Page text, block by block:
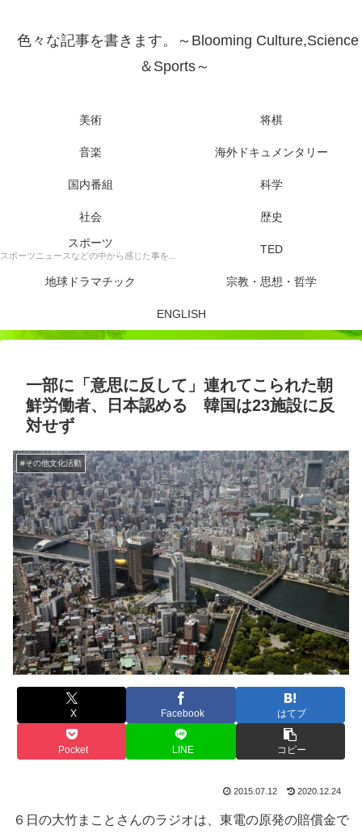
色々な記事を書きます。～Blooming Culture,Science
＆Sports～
美術 将棋
音楽 海外ドキュメンタリー
国内番組 科学
社会
歴史
スポーツ
スポーツニュースなどの中から感じた事を書きます。 TED
地球ドラマチック 宗教・思想・哲学
ENGLISH
一部に「意思に反して」連れてこられた朝
鮮労働者、日本認める 韓国は23施設に反
対せず
#その他文化活動
X Facebook はてブ
Pocket LINE コピー
2015.07.12 2020.12.24
６日の大竹まことさんのラジオは、東電の原発の賠償金で